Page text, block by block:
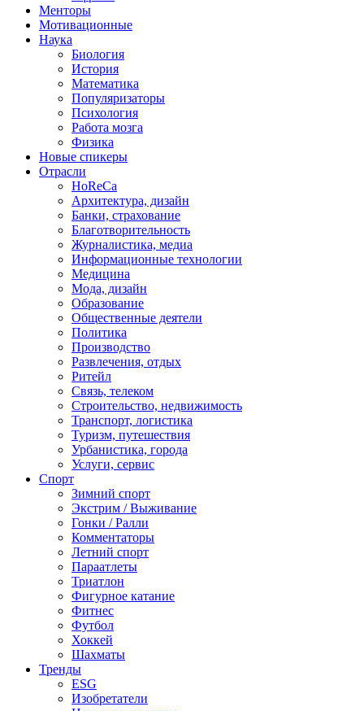
Менторы
Мотивационные
Наука
Биология
История
Математика
Популяризаторы
Психология
Работа мозга
Физика
Новые спикеры
Отрасли
HoReCa
Архитектура, дизайн
Банки, страхование
Благотворительность
Журналистика, медиа
Информационные технологии
Медицина
Мода, дизайн
Образование
Общественные деятели
Политика
Производство
Развлечения, отдых
Ритейл
Связь, телеком
Строительство, недвижимость
Транспорт, логистика
Туризм, путешествия
Урбанистика, города
Услуги, сервис
Спорт
Зимний спорт
Экстрим / Выживание
Гонки / Ралли
Комментаторы
Летний спорт
Параатлеты
Триатлон
Фигурное катание
Фитнес
Футбол
Хоккей
Шахматы
Тренды
ESG
Изобретатели